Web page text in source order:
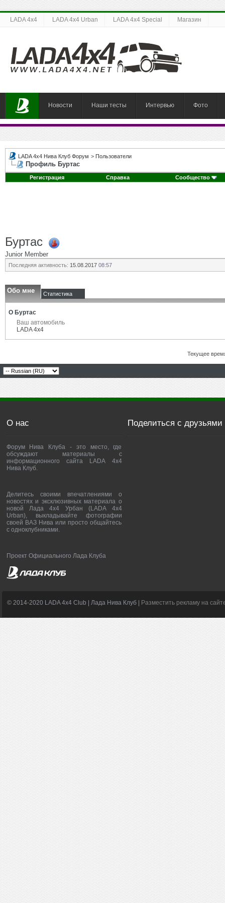
LADA 4x4 LADA 4x4 Urban LADA 4x4 Special Магазин
Новости Наши тесты Интервью Фото
LADA 4x4 Нива Клуб Форум > Пользователи
Профиль Буртас
Регистрация Справка Сообщество
Буртас
Junior Member
Последняя активность: 15.08.2017 08:57
Обо мне Статистика
О Буртас
Ваш автомобиль
LADA 4x4
Текущее
О нас
Форум Нива Клуба - это место, где
обсуждают материалы с
информационного сайта LADA 4x4
Нива Клуб.
Делитесь своими впечатлениями о
новостях и эксклюзивных материала о
новой Лада 4х4 Урбан (LADA 4x4
Urban), выкладывайте фотографии
своей ВАЗ Нива или просто общайтесь
с одноклубниками.
Проект Официального Лада Клуба
Поделиться с друзьями
© 2014-2020 LADA 4x4 Club | Лада Нива Клуб | Разместить рекламу на